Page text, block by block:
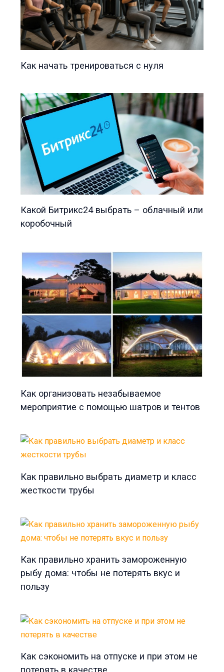
Как начать тренироваться с нуля
Какой Битрикс24 выбрать – облачный или
коробочный
Как организовать незабываемое
мероприятие с помощью шатров и тентов
Как правильно выбрать диаметр и класс
жесткости трубы
Как правильно хранить замороженную
рыбу дома: чтобы не потерять вкус и
пользу
Как сэкономить на отпуске и при этом не
потерять в качестве